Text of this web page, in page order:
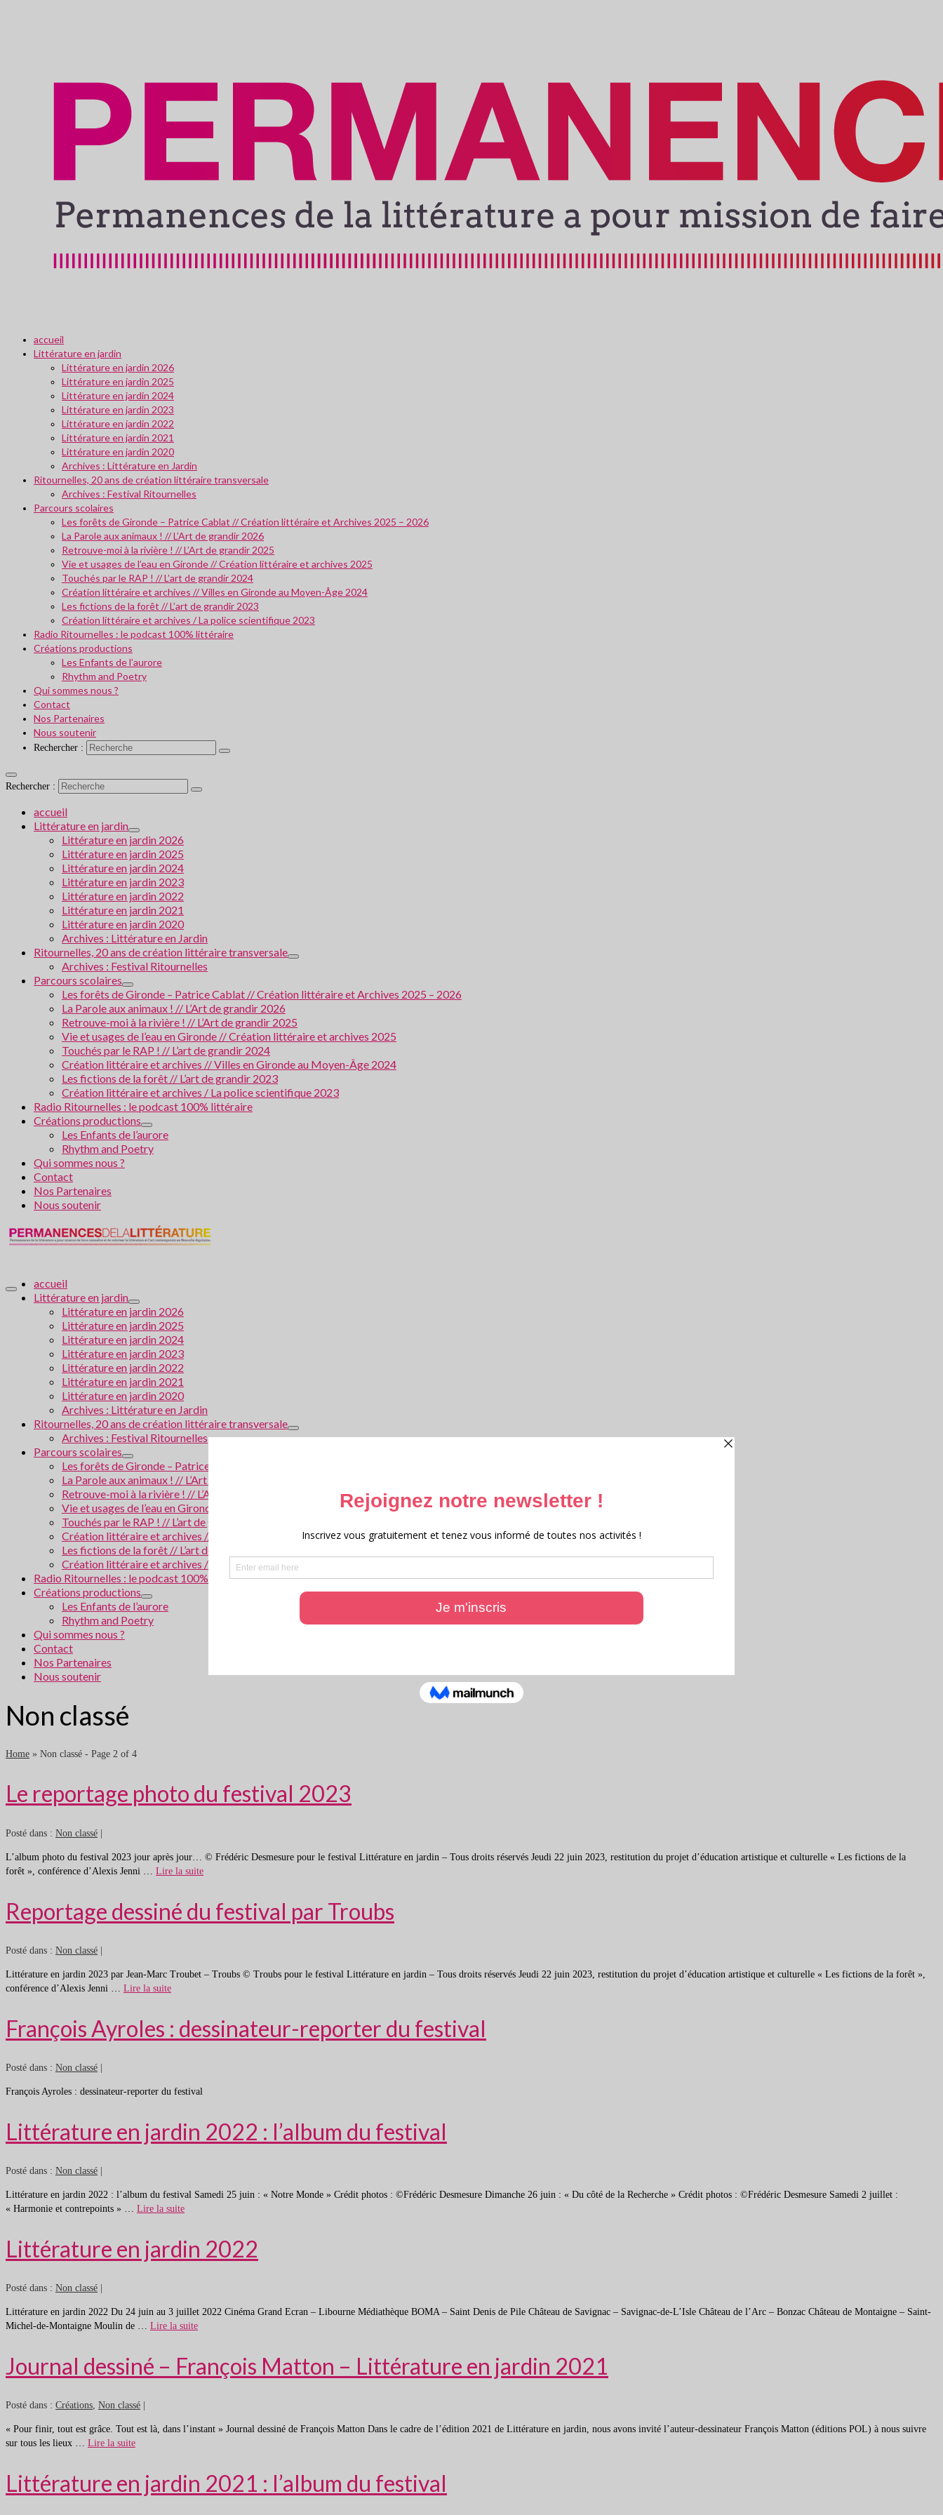
accueil
Littérature en jardin
Littérature en jardin 2026
Littérature en jardin 2025
Littérature en jardin 2024
Littérature en jardin 2023
Littérature en jardin 2022
Littérature en jardin 2021
Littérature en jardin 2020
Archives : Littérature en Jardin
Ritournelles, 20 ans de création littéraire transversale
Archives : Festival Ritournelles
Parcours scolaires
Les forêts de Gironde – Patrice Cablat // Création littéraire et Archives 2025 – 2026
La Parole aux animaux ! // L’Art de grandir 2026
Retrouve-moi à la rivière ! // L’Art de grandir 2025
Vie et usages de l’eau en Gironde // Création littéraire et archives 2025
Touchés par le RAP ! // L’art de grandir 2024
Création littéraire et archives // Villes en Gironde au Moyen-Âge 2024
Les fictions de la forêt // L’art de grandir 2023
Création littéraire et archives / La police scientifique 2023
Radio Ritournelles : le podcast 100% littéraire
Créations productions
Les Enfants de l’aurore
Rhythm and Poetry
Qui sommes nous ?
Contact
Nos Partenaires
Nous soutenir
Rechercher :
Rechercher :
accueil
Littérature en jardin
Littérature en jardin 2026
Littérature en jardin 2025
Littérature en jardin 2024
Littérature en jardin 2023
Littérature en jardin 2022
Littérature en jardin 2021
Littérature en jardin 2020
Archives : Littérature en Jardin
Ritournelles, 20 ans de création littéraire transversale
Archives : Festival Ritournelles
Parcours scolaires
Les forêts de Gironde – Patrice Cablat // Création littéraire et Archives 2025 – 2026
La Parole aux animaux ! // L’Art de grandir 2026
Retrouve-moi à la rivière ! // L’Art de grandir 2025
Vie et usages de l’eau en Gironde // Création littéraire et archives 2025
Touchés par le RAP ! // L’art de grandir 2024
Création littéraire et archives // Villes en Gironde au Moyen-Âge 2024
Les fictions de la forêt // L’art de grandir 2023
Création littéraire et archives / La police scientifique 2023
Radio Ritournelles : le podcast 100% littéraire
Créations productions
Les Enfants de l’aurore
Rhythm and Poetry
Qui sommes nous ?
Contact
Nos Partenaires
Nous soutenir
accueil
Littérature en jardin
Littérature en jardin 2026
Littérature en jardin 2025
Littérature en jardin 2024
Littérature en jardin 2023
Littérature en jardin 2022
Littérature en jardin 2021
Littérature en jardin 2020
Archives : Littérature en Jardin
Ritournelles, 20 ans de création littéraire transversale
Archives : Festival Ritournelles
Parcours scolaires
Les forêts de Gironde – Patrice Cablat // Création littéraire et Archives 2025 – 2026
La Parole aux animaux ! // L’Art de grandir 2026
Retrouve-moi à la rivière ! // L’Art de grandir 2025
Vie et usages de l’eau en Gironde // Création littéraire et archives 2025
Touchés par le RAP ! // L’art de grandir 2024
Création littéraire et archives // Villes en Gironde au Moyen-Âge 2024
Les fictions de la forêt // L’art de grandir 2023
Création littéraire et archives / La police scientifique 2023
Radio Ritournelles : le podcast 100% littéraire
Créations productions
Les Enfants de l’aurore
Rhythm and Poetry
Qui sommes nous ?
Contact
Nos Partenaires
Nous soutenir
Non classé
Home » Non classé - Page 2 of 4
Le reportage photo du festival 2023
Posté dans : Non classé
L’album photo du festival 2023 jour après jour… © Frédéric Desmesure pour le festival Littérature en jardin – Tous droits réservés Jeudi 22 juin 2023, restitution du projet d’éducation artistique et culturelle « Les fictions de la
forêt », conférence d’Alexis Jenni … Lire la suite
Reportage dessiné du festival par Troubs
Posté dans : Non classé
Littérature en jardin 2023 par Jean-Marc Troubet – Troubs © Troubs pour le festival Littérature en jardin – Tous droits réservés Jeudi 22 juin 2023, restitution du projet d’éducation artistique et culturelle « Les fictions de la forêt »,
conférence d’Alexis Jenni … Lire la suite
François Ayroles : dessinateur-reporter du festival
Posté dans : Non classé
François Ayroles : dessinateur-reporter du festival
Littérature en jardin 2022 : l’album du festival
Posté dans : Non classé
Littérature en jardin 2022 : l’album du festival Samedi 25 juin : « Notre Monde » Crédit photos : ©Frédéric Desmesure Dimanche 26 juin : « Du côté de la Recherche » Crédit photos : ©Frédéric Desmesure Samedi 2 juillet :
« Harmonie et contrepoints » … Lire la suite
Littérature en jardin 2022
Posté dans : Non classé
Littérature en jardin 2022 Du 24 juin au 3 juillet 2022 Cinéma Grand Ecran – Libourne Médiathèque BOMA – Saint Denis de Pile Château de Savignac – Savignac-de-L’Isle Château de l’Arc – Bonzac Château de Montaigne – Saint-
Michel-de-Montaigne Moulin de … Lire la suite
Journal dessiné – François Matton – Littérature en jardin 2021
Posté dans : Créations, Non classé
« Pour finir, tout est grâce. Tout est là, dans l’instant » Journal dessiné de François Matton Dans le cadre de l’édition 2021 de Littérature en jardin, nous avons invité l’auteur-dessinateur François Matton (éditions POL) à nous suivre
sur tous les lieux … Lire la suite
Littérature en jardin 2021 : l’album du festival